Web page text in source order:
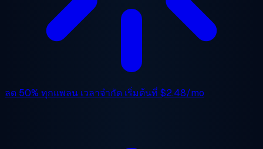
ลด 50% ทุกแพลน เวลาจำกัด เริ่มต้นที่ $2.48/mo